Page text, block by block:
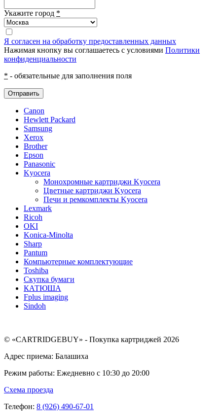
Укажите город *
Я согласен на обработку предоставленных данных
Нажимая кнопку вы соглашаетесь с условиями Политики
конфиденциальности
* - обязательные для заполнения поля
Отправить
Canon
Hewlett Packard
Samsung
Xerox
Brother
Epson
Panasonic
Kyocera
Монохромные картриджи Kyocera
Цветные картриджи Kyocera
Печи и ремкомплекты Kyocera
Lexmark
Ricoh
OKI
Konica-Minolta
Sharp
Pantum
Компьютерные комплектующие
Toshiba
Скупка бумаги
КАТЮША
Fplus imaging
Sindoh
© «CARTRIDGEBUY» - Покупка картриджей 2026
Адрес приема: Балашиха
Режим работы: Ежедневно с 10:30 до 20:00
Схема проезда
Телефон: 8 (926) 490-67-01